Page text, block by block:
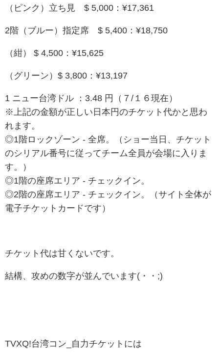
（ピンク）立ち見 $ 5,000：¥17,361
2階（ブルー）指定席 $ 5,400：¥18,750
（紺） $ 4,500：¥15,625
（グリーン）$ 3,800：¥13,197
1 ニュー台湾ドル ： 3.48 円（７/１６現在）
※上記の金額が正しい日本円のチケット代かと思わ
れます。
◎1階ロックゾーン - 全席。
（ショー当日、チケット
のシリアル番号に従ってチーム全員が会場に入りま
す。）
◎1階の座席エリア - チェックイン。
◎2階の座席エリア - チェックイン。（サイト全体が
電子チケットカードです）
チケット代は甘くないです。
結構、攻めの数字が並んでいます(・・;)
TVXQ!台湾コン_自力チケットには